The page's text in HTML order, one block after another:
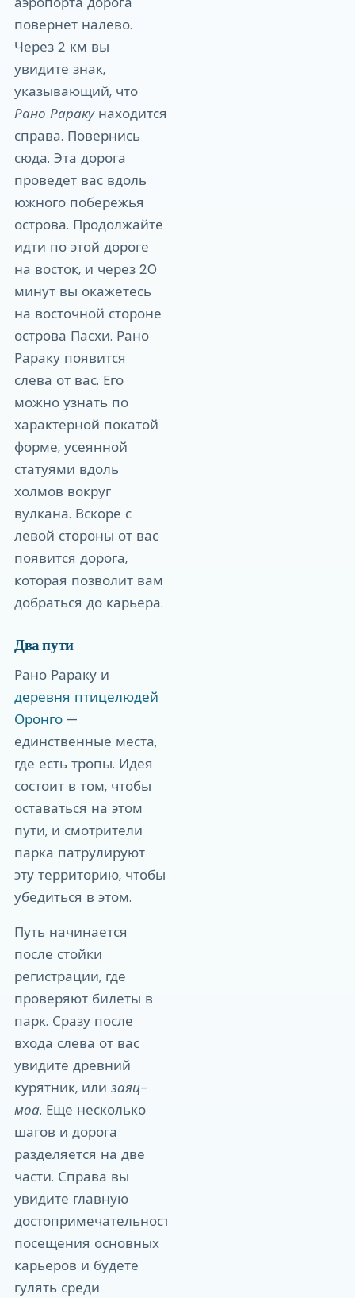
повернет налево.
Через 2 км вы
увидите знак,
указывающий, что
Рано Раракунаходится
справа. Повернись
сюда. Эта дорога
проведет вас вдоль
южного побережья
острова. Продолжайте
идти по этой дороге
на восток, и через 20
минут вы окажетесь
на восточной стороне
острова Пасхи. Рано
Рараку появится
слева от вас. Его
можно узнать по
характерной покатой
форме, усеянной
статуями вдоль
холмов вокруг
вулкана. Вскоре с
левой стороны от вас
появится дорога,
которая позволит вам
добраться до карьера.
Два пути
Рано Рараку и
деревня птицелюдей
Оронго—
единственные места,
где есть тропы. Идея
состоит в том, чтобы
оставаться на этом
пути, и смотрители
парка патрулируют
эту территорию, чтобы
убедиться в этом.
Путь начинается
после стойки
регистрации, где
проверяют билеты в
парк. Сразу после
входа слева от вас
увидите древний
курятник, или заяц-
моа. Еще несколько
шагов и дорога
разделяется на две
части. Справа вы
увидите главную
достопримечательность
посещения основных
карьеров и будете
гулять среди